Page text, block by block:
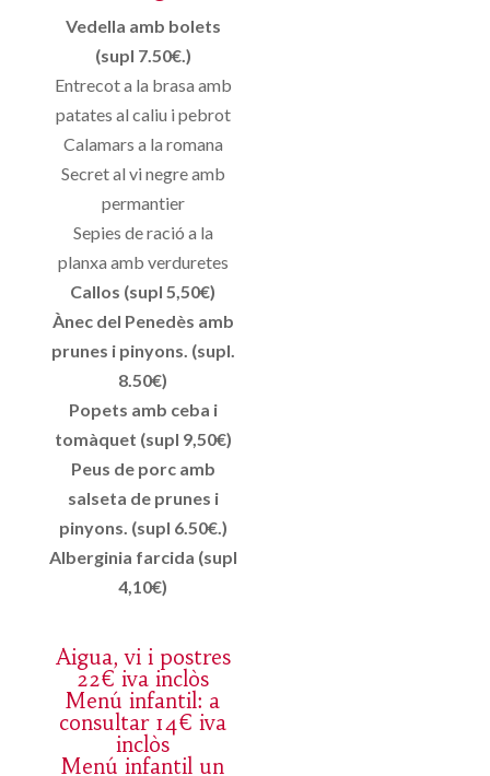
Vedella amb bolets
(supl 7.50€.)
Entrecot a la brasa amb
patates al caliu i pebrot
Calamars a la romana
Secret al vi negre amb
permantier
Sepies de ració a la
planxa amb verduretes
Callos (supl 5,50€)
Ànec del Penedès amb
prunes i pinyons. (supl.
8.50€)
Popets amb ceba i
tomàquet (supl 9,50€)
Peus de porc amb
salseta de prunes i
pinyons. (supl 6.50€.)
Alberginia farcida (supl
4,10€)
Aigua, vi i postres
22€ iva inclòs
Menú infantil: a
consultar 14€ iva
inclòs
Menú infantil un